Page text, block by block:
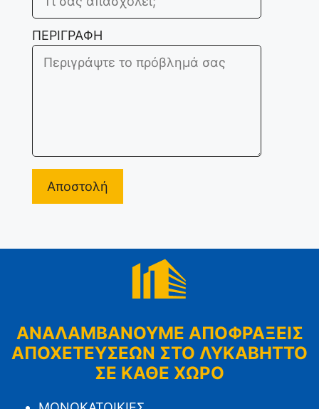
ΠΕΡΙΓΡΑΦΗ
ΑΝΑΛΑΜΒΑΝΟΥΜΕ ΑΠΟΦΡΑΞΕΙΣ
ΑΠΟΧΕΤΕΥΣΕΩΝ ΣΤΟ ΛΥΚΑΒΗΤΤΟ
ΣΕ ΚΑΘΕ ΧΩΡΟ